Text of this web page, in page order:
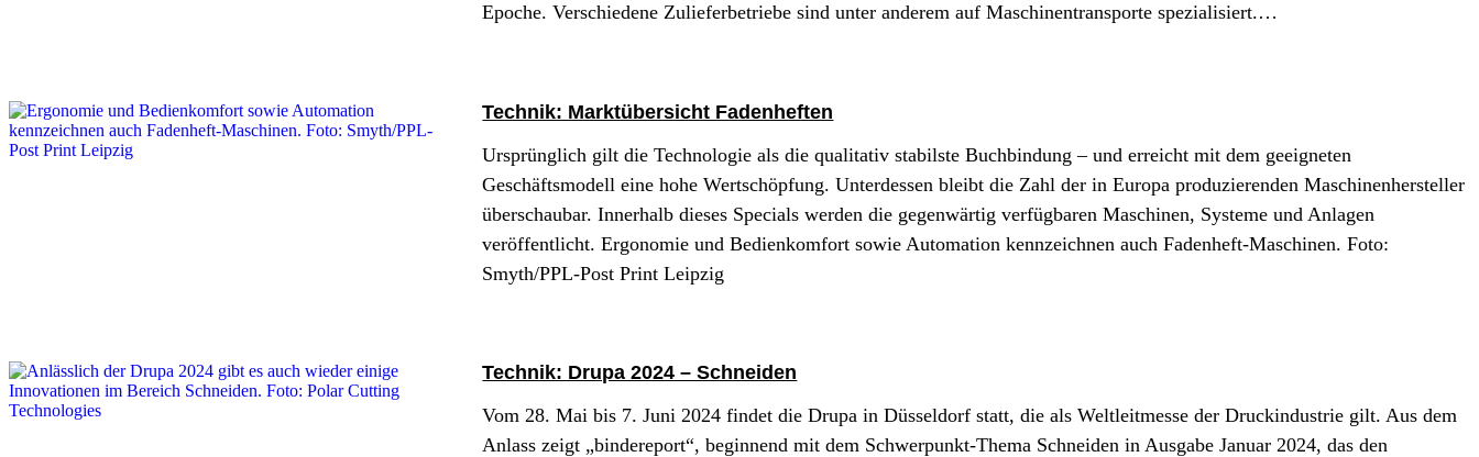
Epoche. Verschiedene Zulieferbetriebe sind unter anderem auf Maschinentransporte spezialisiert.…
Technik: Marktübersicht Fadenheften
Ursprünglich gilt die Technologie als die qualitativ stabilste Buchbindung – und erreicht mit dem geeigneten
Geschäftsmodell eine hohe Wertschöpfung. Unterdessen bleibt die Zahl der in Europa produzierenden Maschinenhersteller
überschaubar. Innerhalb dieses Specials werden die gegenwärtig verfügbaren Maschinen, Systeme und Anlagen
veröffentlicht. Ergonomie und Bedienkomfort sowie Automation kennzeichnen auch Fadenheft-Maschinen. Foto:
Smyth/PPL-Post Print Leipzig
Technik: Drupa 2024 – Schneiden
Vom 28. Mai bis 7. Juni 2024 findet die Drupa in Düsseldorf statt, die als Weltleitmesse der Druckindustrie gilt. Aus dem
Anlass zeigt „bindereport“, beginnend mit dem Schwerpunkt-Thema Schneiden in Ausgabe Januar 2024, das den